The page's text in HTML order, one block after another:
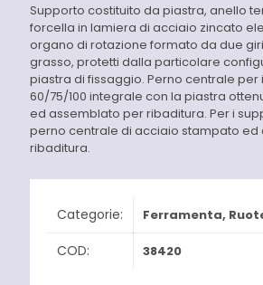
Supporto costituito da piastra, anello
forcella in lamiera di acciaio zincato
organo di rotazione formato da due
grasso, protetti dalla particolare
piastra di fissaggio. Perno centrale
60/75/100 integrale con la piastra
ed assemblato per ribaditura. Per i
perno centrale di acciaio stampato
ribaditura.
Categorie: Ferramenta,
COD: 38420